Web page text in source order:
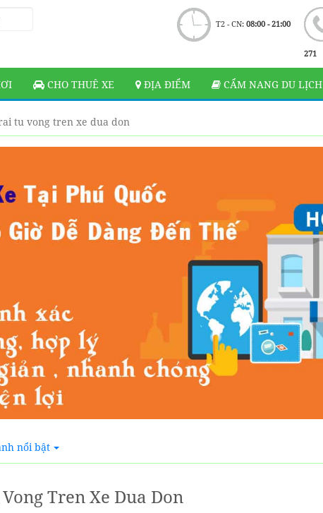
271
T2 - CN: 08:00 - 21:00
CHO THUÊ XE ĐỊA ĐIỂM CẨM NANG DU LỊCH
tu vong tren xe dua don
nổi bật
Tren Xe Dua Don